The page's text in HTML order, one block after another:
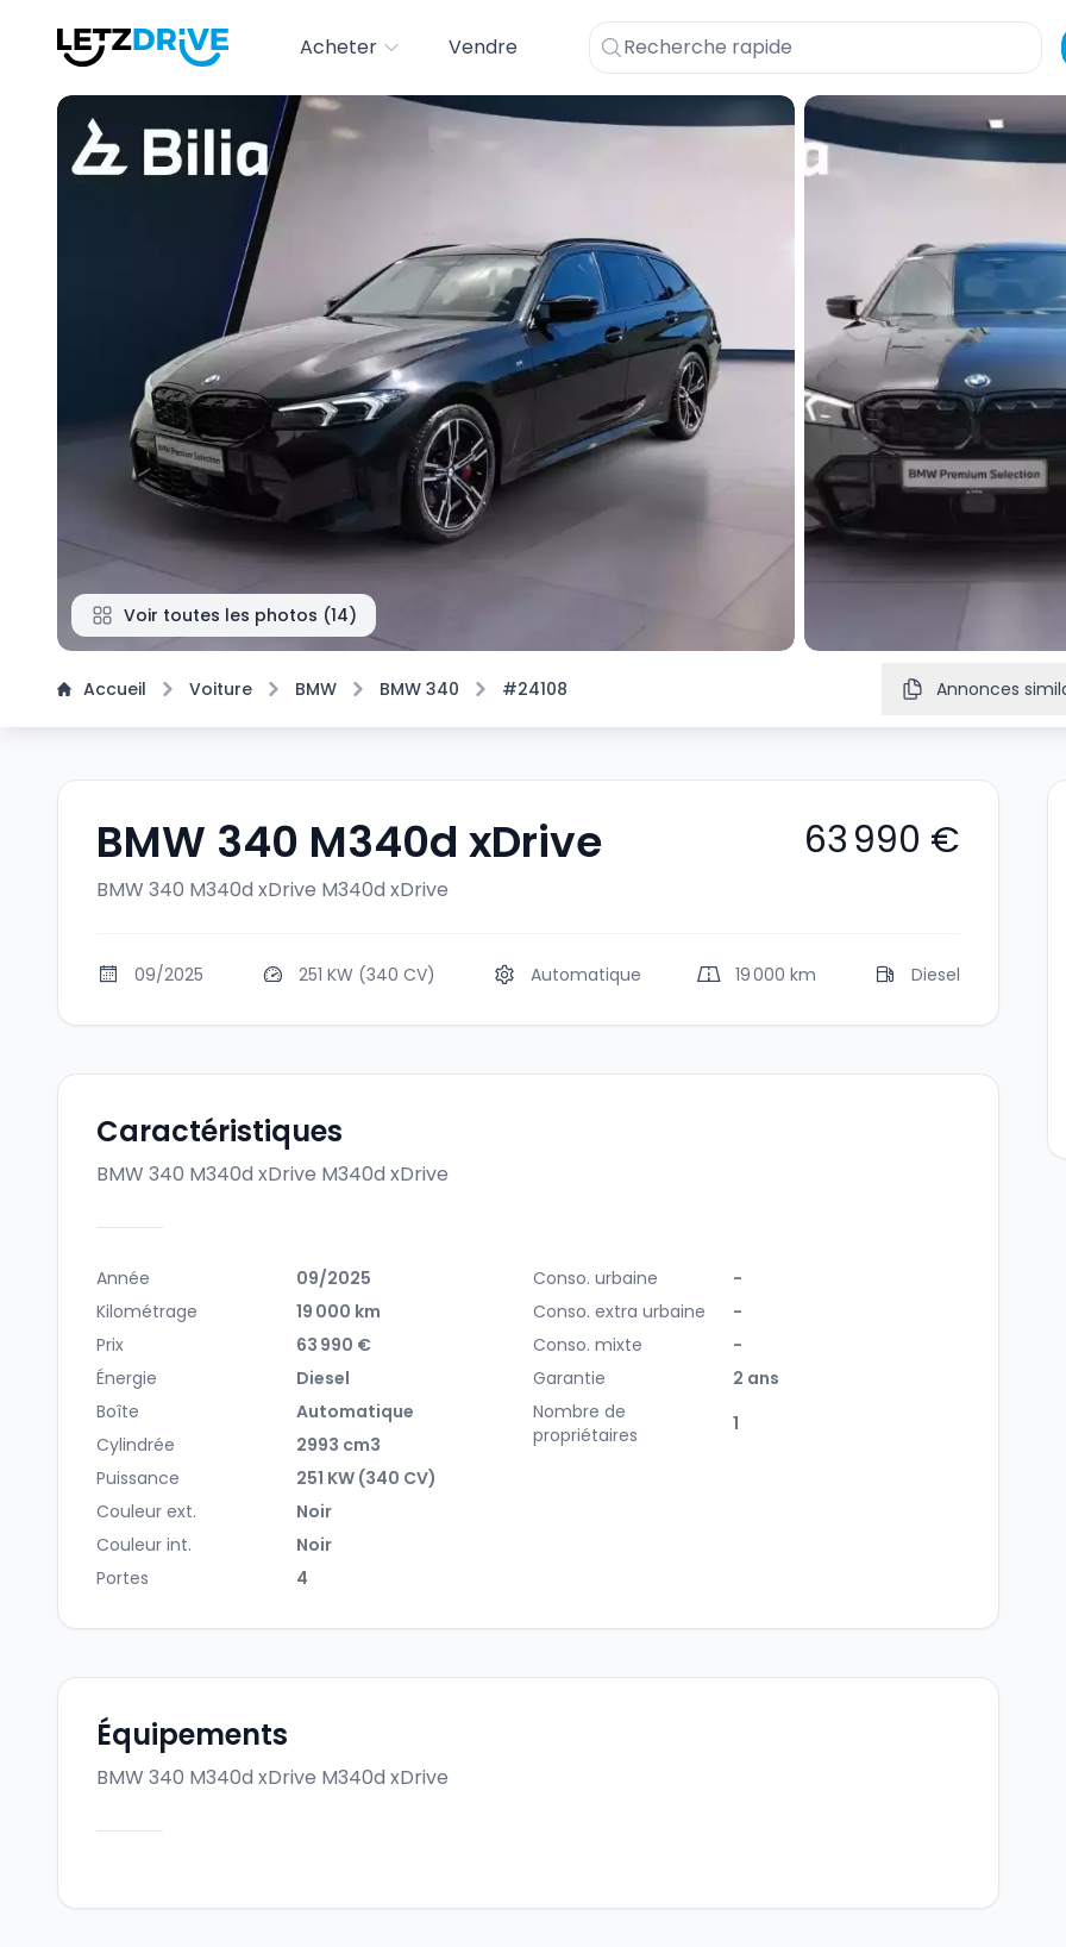
Acheter Vendre
Voir toutes les photos (14)
Accueil Voiture BMW BMW 340 #24108 Annonces
BMW 340 M340d xDrive
BMW 340 M340d xDrive M340d xDrive
63 990 €
09/2025 251 KW (340 CV) Automatique 19 000 km Diesel
Caractéristiques
BMW 340 M340d xDrive M340d xDrive
Année
09/2025
Kilométrage
19 000 km
Prix
63 990 €
Énergie
Diesel
Boîte
Automatique
Cylindrée
2993 cm3
Puissance
251 KW (340 CV)
Couleur ext.
Noir
Couleur int.
Noir
Portes
4
Conso. urbaine
-
Conso. extra urbaine
-
Conso. mixte
-
Garantie
2 ans
Nombre de
propriétaires
1
Équipements
BMW 340 M340d xDrive M340d xDrive